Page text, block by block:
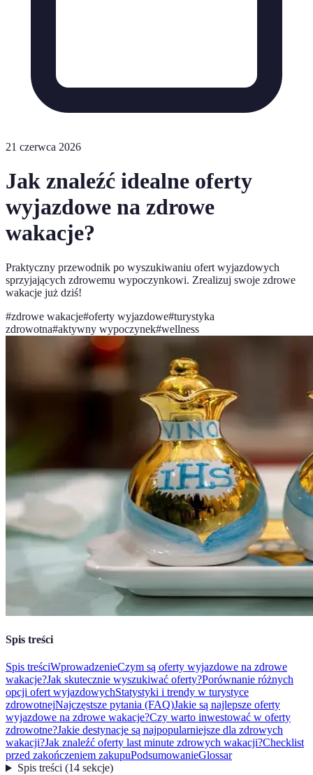
21 czerwca 2026
Jak znaleźć idealne oferty
wyjazdowe na zdrowe
wakacje?
Praktyczny przewodnik po wyszukiwaniu ofert wyjazdowych
sprzyjających zdrowemu wypoczynkowi. Zrealizuj swoje zdrowe
wakacje już dziś!
#zdrowe wakacje#oferty wyjazdowe#turystyka
zdrowotna#aktywny wypoczynek#wellness
Spis treści
Spis treściWprowadzenieCzym są oferty wyjazdowe na zdrowe
wakacje?Jak skutecznie wyszukiwać oferty?Porównanie różnych
opcji ofert wyjazdowychStatystyki i trendy w turystyce
zdrowotnejNajczęstsze pytania (FAQ)Jakie są najlepsze oferty
wyjazdowe na zdrowe wakacje?Czy warto inwestować w oferty
zdrowotne?Jakie destynacje są najpopularniejsze dla zdrowych
wakacji?Jak znaleźć oferty last minute zdrowych wakacji?Checklist
przed zakończeniem zakupuPodsumowanieGlossar
Spis treści(14 sekcje)